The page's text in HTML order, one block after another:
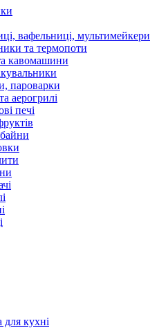
вафельниці, мультимейкери
та термопоти
кавомашини
пароварки
аерогрилі
печі
для кухні